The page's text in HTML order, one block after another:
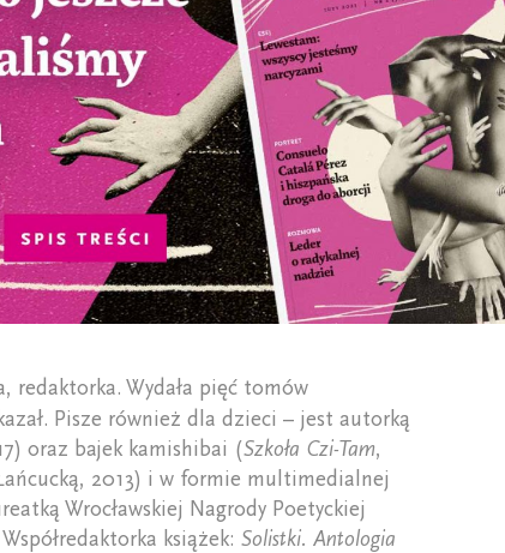
redaktorka. Wydała pięć tomów
Pisze również dla dzieci – jest autorką
oraz bajek kamishibai (Szkoła Czi-Tam,
2013) i w formie multimedialnej
Wrocławskiej Nagrody Poetyckiej
książek: Solistki. Antologia